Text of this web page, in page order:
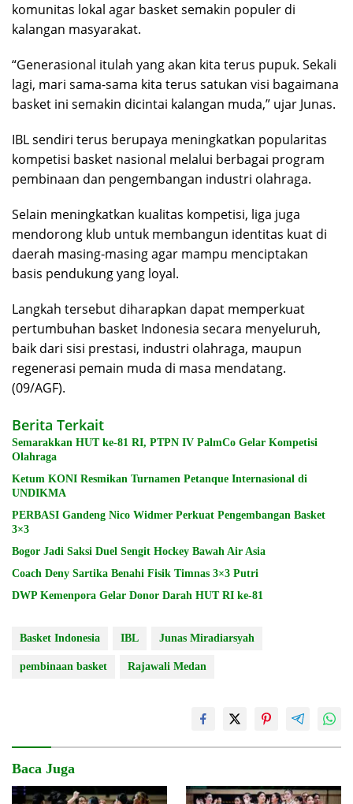
komunitas lokal agar basket semakin populer di
kalangan masyarakat.
“Generasional itulah yang akan kita terus pupuk. Sekali
lagi, mari sama-sama kita terus satukan visi bagaimana
basket ini semakin dicintai kalangan muda,” ujar Junas.
IBL sendiri terus berupaya meningkatkan popularitas
kompetisi basket nasional melalui berbagai program
pembinaan dan pengembangan industri olahraga.
Selain meningkatkan kualitas kompetisi, liga juga
mendorong klub untuk membangun identitas kuat di
daerah masing-masing agar mampu menciptakan
basis pendukung yang loyal.
Langkah tersebut diharapkan dapat memperkuat
pertumbuhan basket Indonesia secara menyeluruh,
baik dari sisi prestasi, industri olahraga, maupun
regenerasi pemain muda di masa mendatang.
(09/AGF).
Berita Terkait
Semarakkan HUT ke-81 RI, PTPN IV PalmCo Gelar Kompetisi
Olahraga
Ketum KONI Resmikan Turnamen Petanque Internasional di
UNDIKMA
PERBASI Gandeng Nico Widmer Perkuat Pengembangan Basket
3×3
Bogor Jadi Saksi Duel Sengit Hockey Bawah Air Asia
Coach Deny Sartika Benahi Fisik Timnas 3×3 Putri
DWP Kemenpora Gelar Donor Darah HUT RI ke-81
Basket Indonesia IBL Junas Miradiarsyah
pembinaan basket Rajawali Medan
Baca Juga